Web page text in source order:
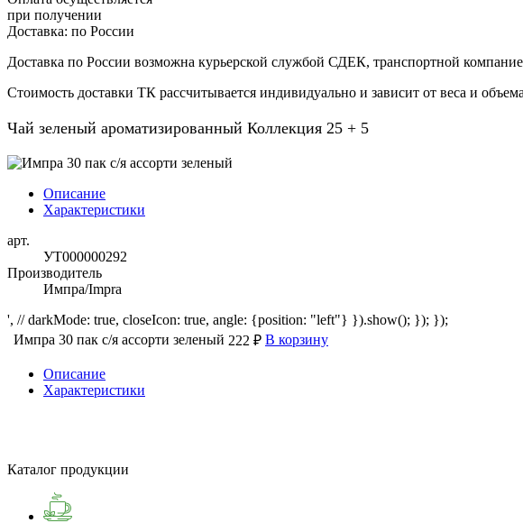
при получении
Доставка: по России
Доставка по России возможна курьерской службой СДЕК, транспортной
Стоимость доставки ТК рассчитывается индивидуально и зависит от веса и
Чай зеленый ароматизированный Коллекция 25 + 5
Описание
Характеристики
арт.
УТ000000292
Производитель
Импра/Impra
', // darkMode: true, closeIcon: true, angle: {position: "left"} }).show(); }); });
Импра 30 пак с/я ассорти зеленый 222 ₽ В корзину
Описание
Характеристики
Каталог продукции